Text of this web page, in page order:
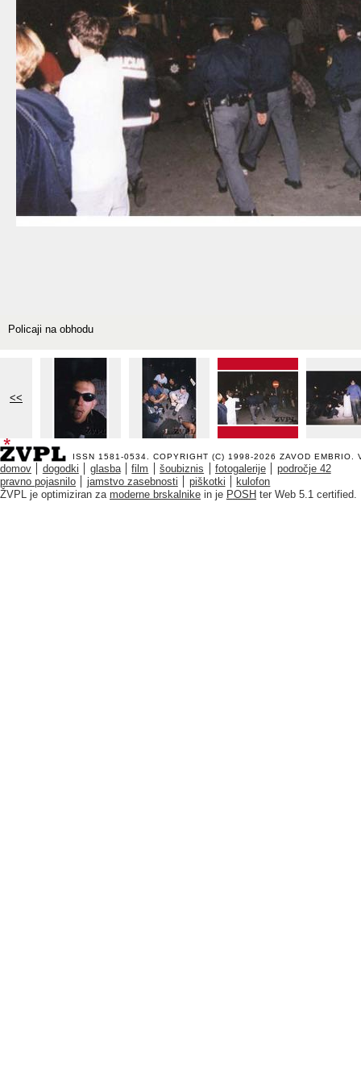
Policaji na obhodu
<<
ISSN 1581-0534. COPYRIGHT (C) 1998-2026 ZAVOD EMBRIO .
domov dogodki glasba film šoubiznis fotogalerije
področje 42
pravno pojasnilo
jamstvo zasebnosti piškotki
kulofon
ŽVPL je optimiziran za moderne brskalnike in je POSH ter Web 5.1 certified.